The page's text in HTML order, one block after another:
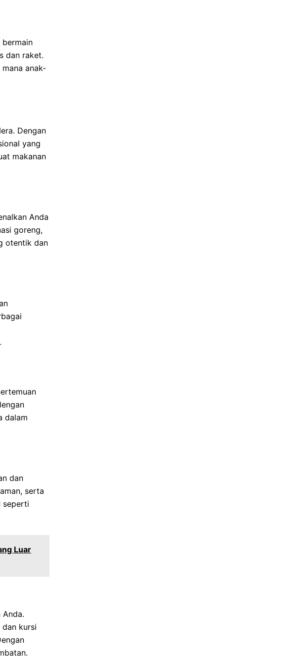
bermain
dan raket.
anak-
Dengan
yang
makanan
Anda
goreng,
otentik dan
dalam
dan
serta
seperti
Luar
kursi